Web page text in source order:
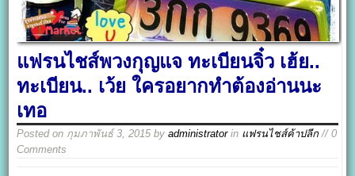
แฟรนไชส์พวงกุญแจ ทะเบียนจิ๋ว เฮ้ย..
ทะเบียน.. เว้ย ใครอยากทำต้องอ่านนะ
เทอ
Posted on กุมภาพันธ์ 3, 2015 byadministratorin แฟรนไชส์ค้าปลีก // 0
Comments